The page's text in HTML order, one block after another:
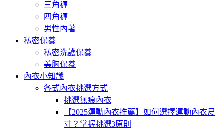
三角褲
四角褲
男性內著
私密保養
私密洗護保養
美胸保養
內衣小知識
各式內衣挑選方式
挑選無痕內衣
【2025運動內衣推薦】如何選擇運動內衣尺
寸？掌握挑選3原則